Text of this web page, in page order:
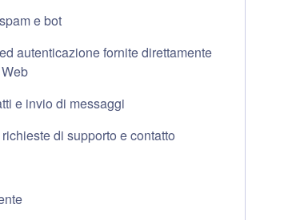
e bot
autenticazione fornite direttamente
e invio di messaggi
di supporto e contatto